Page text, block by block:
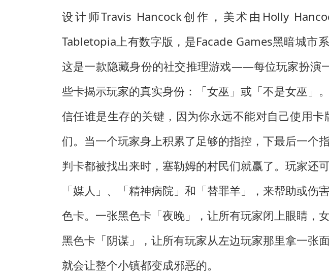
设计师Travis Hancock创作，美术由Holly
Tabletopia上有数字版，是Facade Games黑暗城市
这是一款隐藏身份的社交推理游戏——每位玩家扮演
些卡揭示玩家的真实身份：「女巫」或「不是女巫」
信任谁是生存的关键，因为你永远不能对自己使用
们。当一个玩家身上积累了足够的指控，下最后一个
判卡都被找出来时，塞勒姆的村民们就赢了。玩家还
「媒人」、「精神病院」和「替罪羊」，来帮助或
色卡。一张黑色卡「夜晚」，让所有玩家闭上眼睛，
黑色卡「阴谋」，让所有玩家从左边玩家那里拿一张
就会让整个小镇都变成邪恶的。